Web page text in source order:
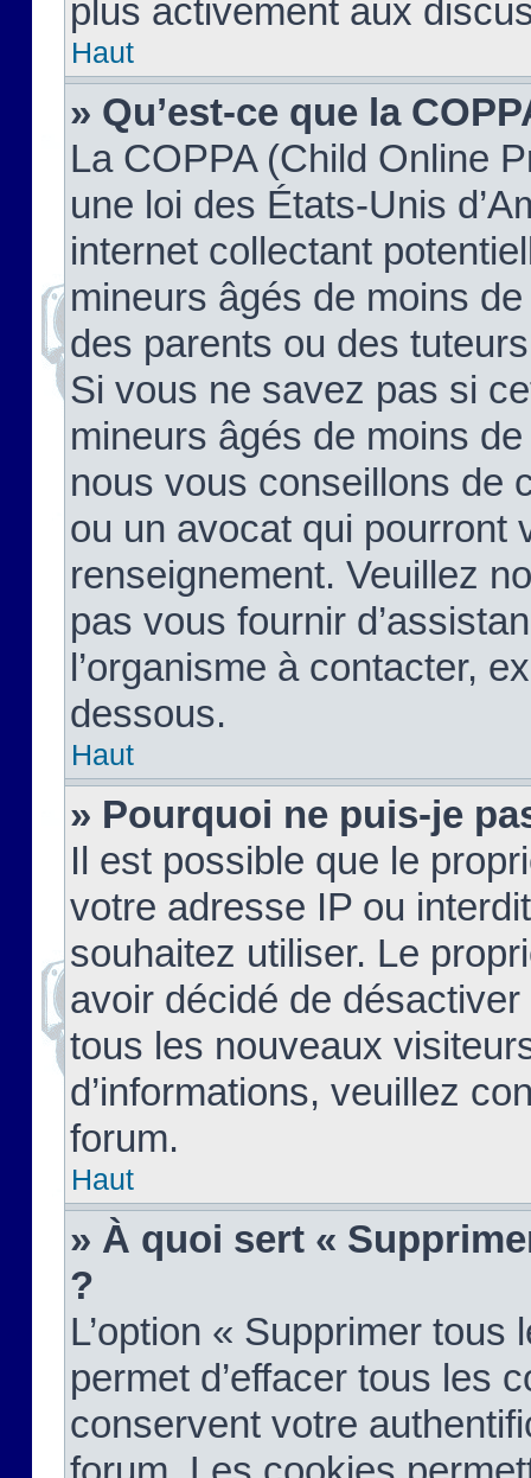
plus activement aux
Haut
» Qu’est-ce que la
La COPPA (Child Online
une loi des États-Unis
internet collectant
mineurs âgés de moins
des parents ou des
Si vous ne savez pas si
mineurs âgés de moins
nous vous conseillons de
ou un avocat qui pourront
renseignement. Veuillez
pas vous fournir
l’organisme à contacter,
dessous.
Haut
» Pourquoi ne puis-je
Il est possible que le
votre adresse IP ou
souhaitez utiliser. Le
avoir décidé de
tous les nouveaux
d’informations, veuillez
forum.
Haut
» À quoi sert «
?
L’option « Supprimer
permet d’effacer tous les
conservent votre